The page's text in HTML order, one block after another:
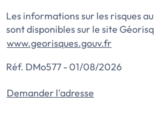
Les informations sur les risques
sont disponibles sur le site
www.georisques.gouv.fr
Réf. DMo577 - 01/08/2026
Demander l'adresse